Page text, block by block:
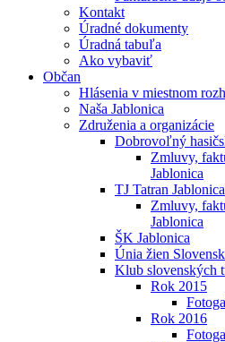
Kontakt
Úradné dokumenty
Úradná tabuľa
Ako vybaviť
Občan
Hlásenia v miestnom
Naša Jablonica
Združenia a organizácie
Dobrovoľný
Zmluvy,
Jablonica
TJ Tatran Jablonica
Zmluvy,
Jablonica
ŠK Jablonica
Únia žien
Klub slovenských
Rok 2015
Rok 2016